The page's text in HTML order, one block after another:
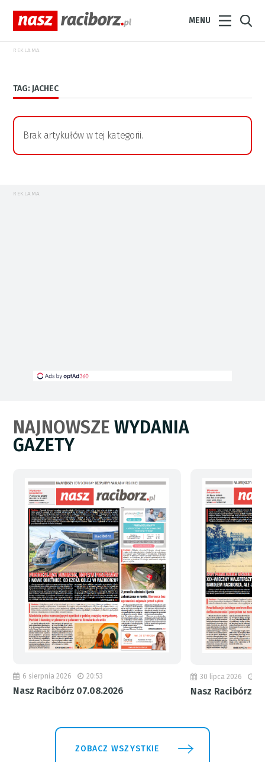
MENU
REKLAMA
TAG: JACHEC
Brak artykułów w tej kategorii.
REKLAMA
NAJNOWSZEWYDANIA
GAZETY
6 sierpnia 2026 20:53
Nasz Racibórz 07.08.2026
30 lipca 2026
Nasz Racibórz
ZOBACZ WSZYSTKIE